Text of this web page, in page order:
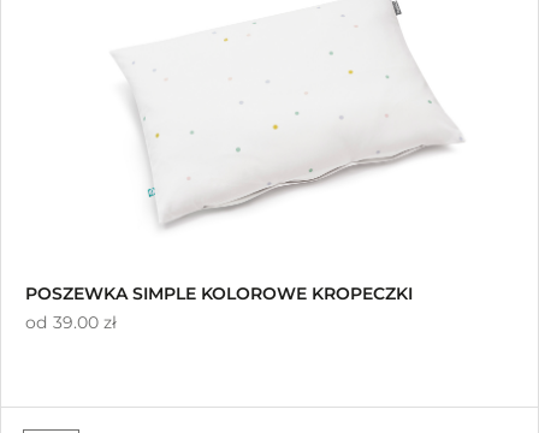
POSZEWKA SIMPLE KOLOROWE KROPECZKI
od 39.00 zł